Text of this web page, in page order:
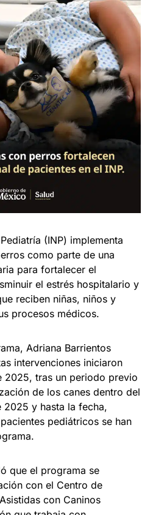
(INP) implementa
como parte de una
para fortalecer el
el estrés hospitalario y
reciben niñas, niños y
procesos médicos.
Adriana Barrientos
intervenciones iniciaron
2025, tras un periodo previo
de los canes dentro del
2025 y hasta la fecha,
pediátricos se han
que el programa se
con el Centro de
con Caninos